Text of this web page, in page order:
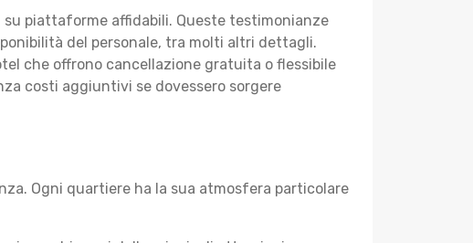
piattaforme affidabili. Queste testimonianze
del personale, tra molti altri dettagli.
che offrono cancellazione gratuita o flessibile
costi aggiuntivi se dovessero sorgere
Ogni quartiere ha la sua atmosfera particolare